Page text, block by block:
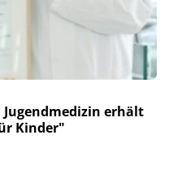
erhält
Kinder"